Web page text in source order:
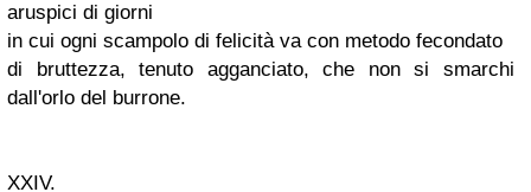
aruspici di giorni
in cui ogni scampolo di felicità va con metodo fecondato
di bruttezza, tenuto agganciato, che non si smarchi
dall'orlo del burrone.
XXIV.